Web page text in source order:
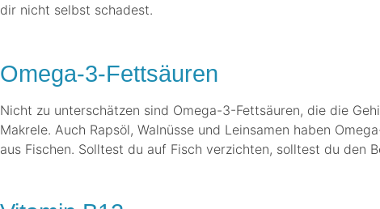
dir nicht selbst schadest.
Omega-3-Fettsäuren
Nicht zu unterschätzen sind Omega-3-Fettsäuren, die die
Makrele. Auch Rapsöl, Walnüsse und Leinsamen haben
aus Fischen. Solltest du auf Fisch verzichten, solltest du den